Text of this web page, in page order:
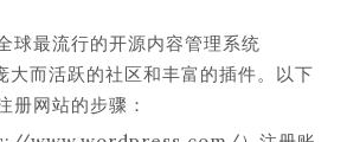
最流行的开源内容管理系统
大而活跃的社区和丰富的插件。以下
网站的步骤：